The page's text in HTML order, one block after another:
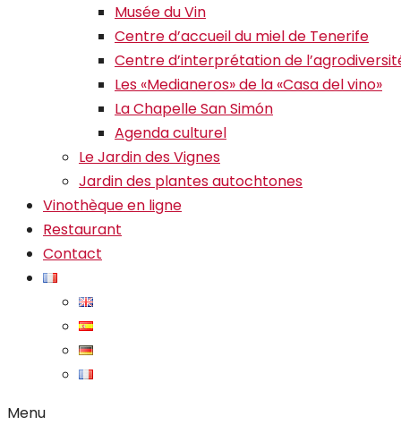
Musée du Vin
Centre d’accueil du miel de Tenerife
Centre d’interprétation de
Les «Medianeros» de la «Casa del vino»
La Chapelle San Simón
Agenda culturel
Le Jardin des Vignes
Jardin des plantes autochtones
Vinothèque en ligne
Restaurant
Contact
Menu